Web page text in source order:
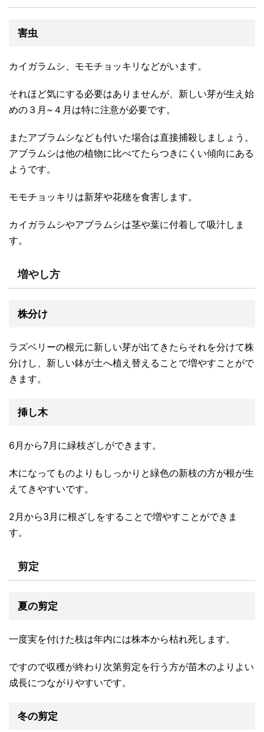
害虫
カイガラムシ、モモチョッキリなどがいます。
それほど気にする必要はありませんが、新しい芽が生え始
めの３月~４月は特に注意が必要です。
またアブラムシなども付いた場合は直接捕殺しましょう。
アブラムシは他の植物に比べてたらつきにくい傾向にある
ようです。
モモチョッキリは新芽や花穂を食害します。
カイガラムシやアブラムシは茎や葉に付着して吸汁しま
す。
増やし方
株分け
ラズベリーの根元に新しい芽が出てきたらそれを分けて株
分けし、新しい鉢が土へ植え替えることで増やすことがで
きます。
挿し木
6月から7月に緑枝ざしができます。
木になってものよりもしっかりと緑色の新枝の方が根が生
えてきやすいです。
2月から3月に根ざしをすることで増やすことができま
す。
剪定
夏の剪定
一度実を付けた枝は年内には株本から枯れ死します。
ですので収穫が終わり次第剪定を行う方が苗木のよりよい
成長につながりやすいです。
冬の剪定